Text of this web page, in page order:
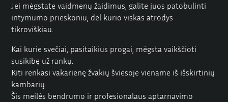
Jei mėgstate vaidmenų žaidimus, galite juos patobulinti
intymumo prieskoniu, dėl kurio viskas atrodys
tikroviškiau.
Kai kurie svečiai, pasitaikius progai, mėgsta vaikščioti
susikibę už rankų.
Kiti renkasi vakarienę žvakių šviesoje viename iš išskirtinių
kambarių.
Šis meilės bendrumo ir profesionalaus aptarnavimo